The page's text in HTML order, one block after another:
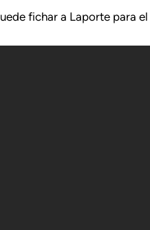
fichar a Laporte para el